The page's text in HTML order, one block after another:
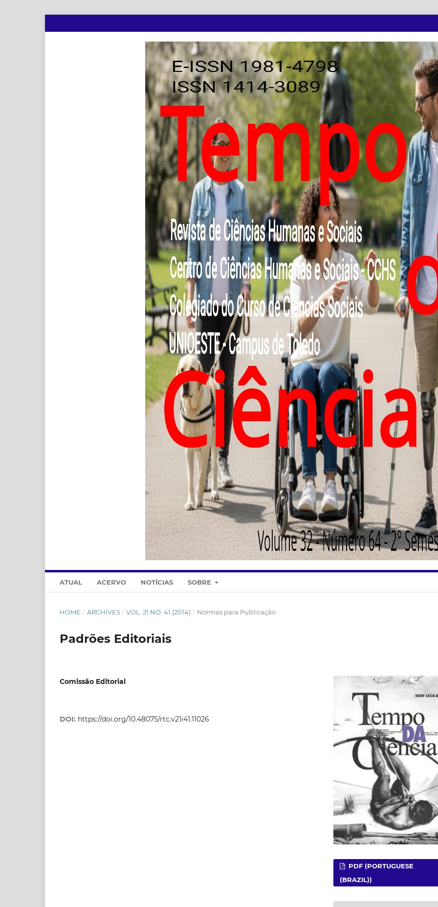
ATUAL ACERVO NOTÍCIAS SOBRE
HOME / ARCHIVES / VOL. 21 NO. 41 (2014) / Normas para Publicação
Padrões Editoriais
Comissão Editorial
DOI: https://doi.org/10.48075/rtc.v21i41.11026
PDF (PORTUGUESE
(BRAZIL))